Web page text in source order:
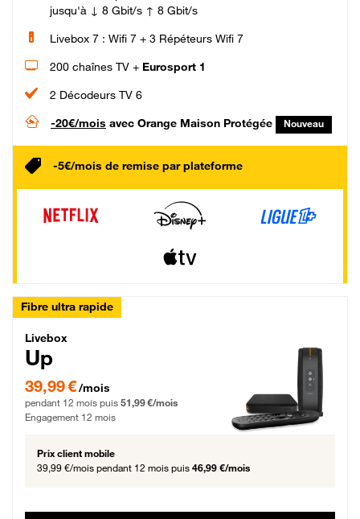
jusqu'à ↓ 8 Gbit/s ↑ 8 Gbit/s
Livebox 7 : Wifi 7 + 3 Répéteurs Wifi 7
200 chaînes TV + Eurosport 1
2 Décodeurs TV 6
-20€/mois avec Orange Maison Protégée Nouveau
-5€/mois de remise par plateforme
Fibre ultra rapide
Livebox Up Fibre
Livebox
Up
39,99 € par mois pendant 12 mois puis 51,99 € par mois, Engagement 12 mois
39,99 €/mois
pendant 12 mois puis 51,99 €/mois
Engagement 12 mois
Prix client mobile
39,99 €/mois pendant 12 mois puis 46,99 €/mois